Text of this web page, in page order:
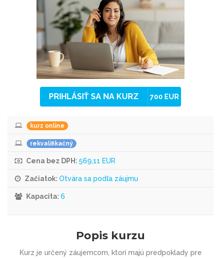
PRIHLÁSIŤ SA NA KURZ 700 EUR
kurz online
rekvalifikačný
Cena bez DPH: 569,11 EUR
Začiatok: Otvára sa podľa záujmu
Kapacita: 6
Popis kurzu
Kurz je určený záujemcom, ktorí majú predpoklady pre